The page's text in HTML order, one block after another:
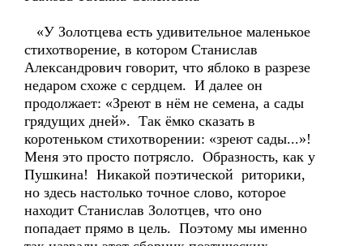
«У Золотцева есть удивительное маленькое
стихотворение, в котором Станислав
Александрович говорит, что яблоко в разрезе
недаром схоже с сердцем. И далее он
продолжает: «Зреют в нём не семена, а сады
грядущих дней». Так ёмко сказать в
коротеньком стихотворении: «зреют сады...»!
Меня это просто потрясло. Образность, как у
Пушкина! Никакой поэтической риторики,
но здесь настолько точное слово, которое
находит Станислав Золотцев, что оно
попадает прямо в цель. Поэтому мы именно